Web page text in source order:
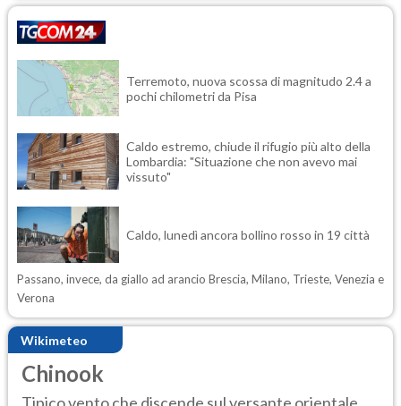
Terremoto, nuova scossa di magnitudo 2.4 a
pochi chilometri da Pisa
Caldo estremo, chiude il rifugio più alto della
Lombardia: "Situazione che non avevo mai
vissuto"
Caldo, lunedì ancora bollino rosso in 19 città
Passano, invece, da giallo ad arancio Brescia, Milano, Trieste, Venezia e
Verona
Wikimeteo
Chinook
Tipico vento che discende sul versante orientale